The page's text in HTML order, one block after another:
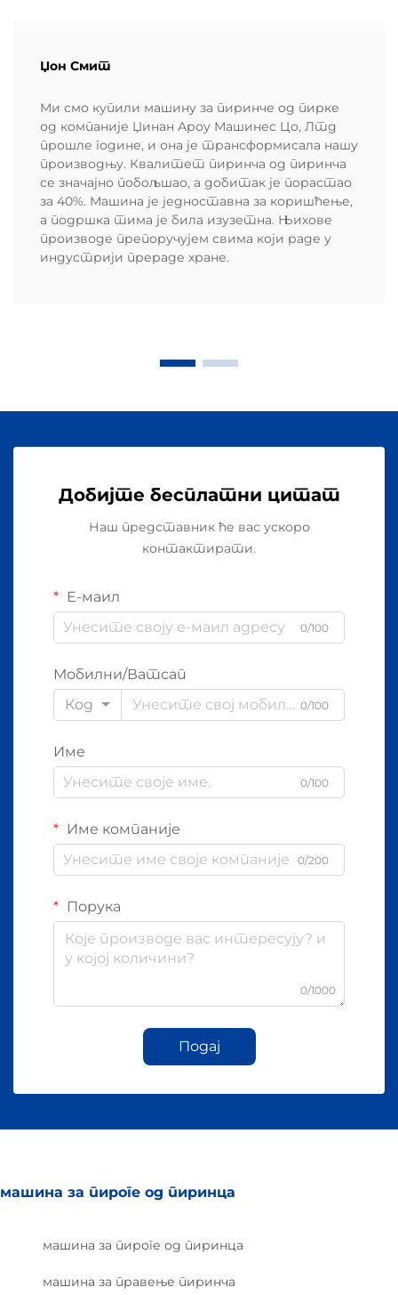
Џон Смит
Ми смо купили машину за пиринче од пирке
од компаније Џинан Ароу Машинес Цо, Лтд
прошле године, и она је трансформисала нашу
производњу. Квалитет пиринча од пиринча
се значајно побољшао, а добитак је порастао
за 40%. Машина је једноставна за коришћење,
а подршка тима је била изузетна. Њихове
производе препоручујем свима који раде у
индустрији прераде хране.
Добијте бесплатни цитат
Наш представник ће вас ускоро
контактирати.
Е-маил
0/100
Мобилни/Ватсап
Код
0/100
Име
0/100
Име компаније
0/200
Порука
0/1000
Подај
машина за пироге од пиринца
машина за пироге од пиринца
машина за правење пиринча